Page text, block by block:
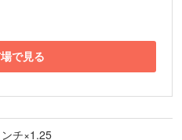
で見る
チ×1.25